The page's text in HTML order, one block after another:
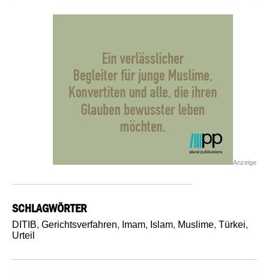
Anzeige
SCHLAGWÖRTER
DITIB, Gerichtsverfahren, Imam, Islam, Muslime, Türkei,
Urteil